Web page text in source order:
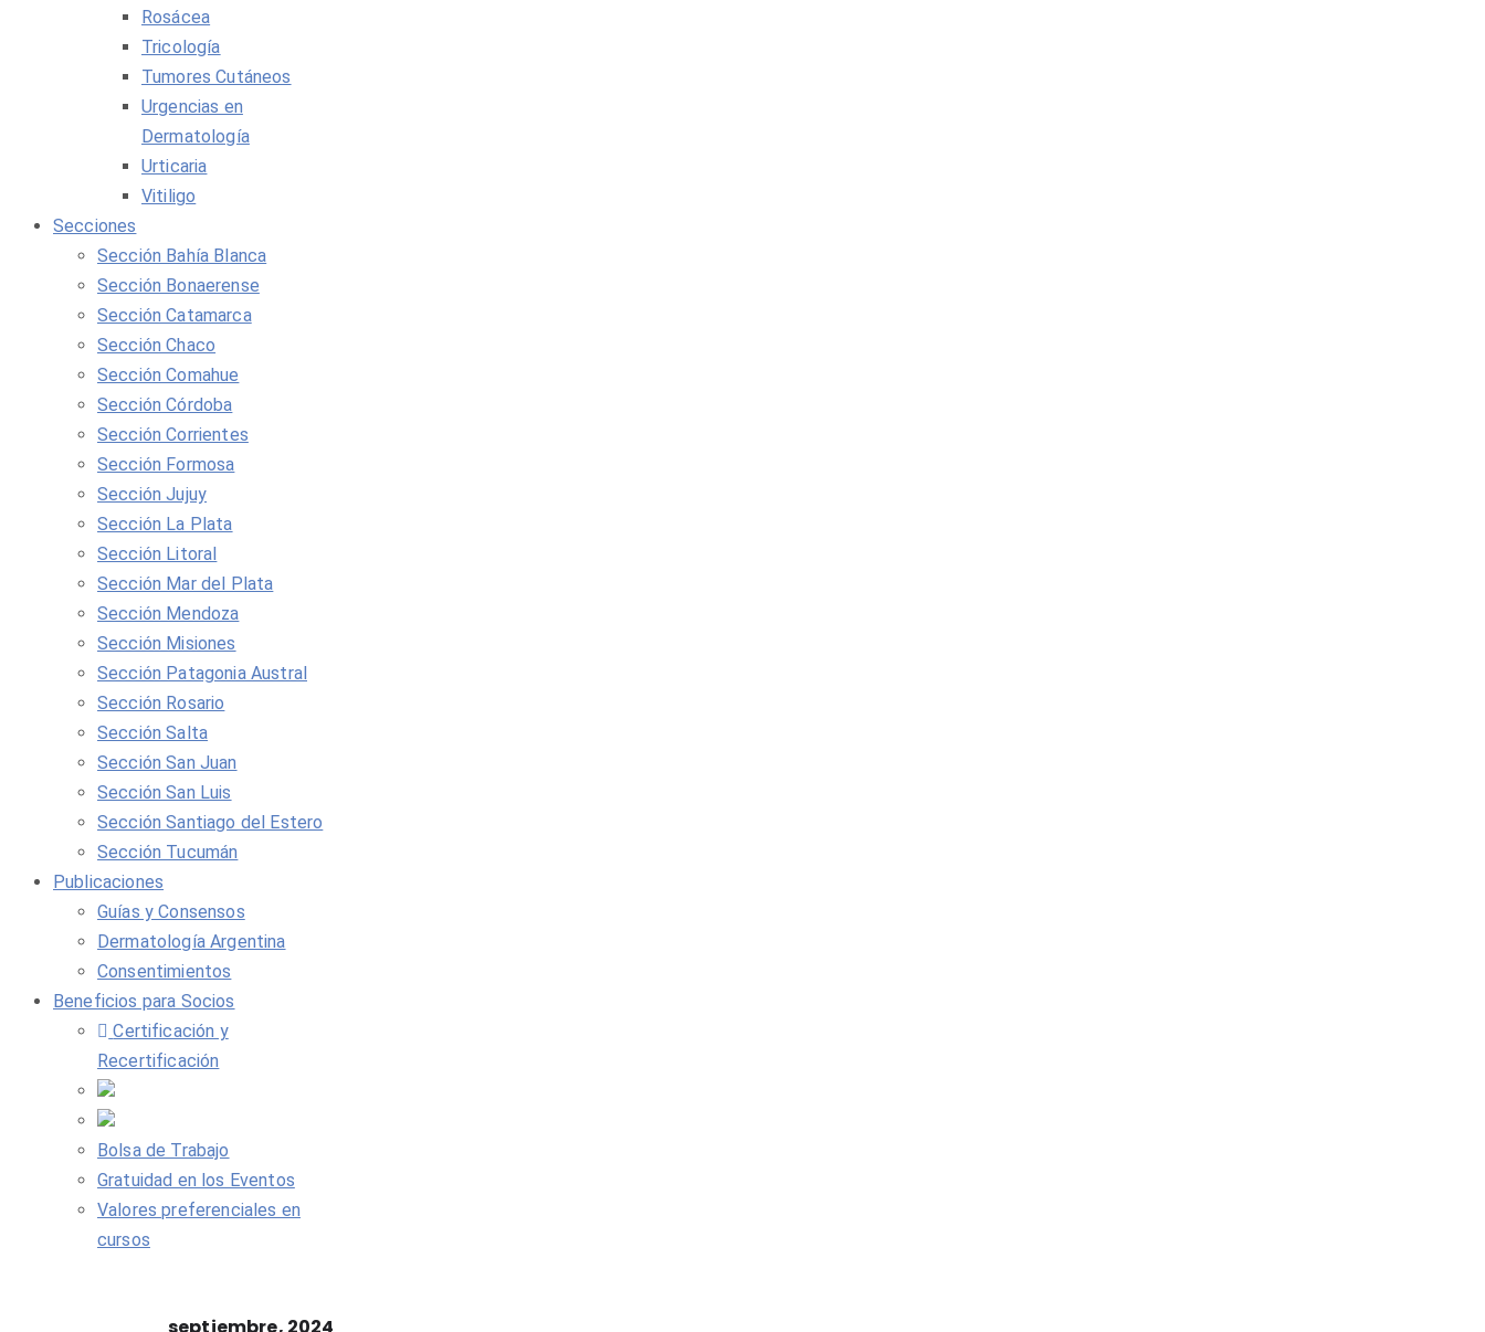
Rosácea
Tricología
Tumores Cutáneos
Urgencias en
Dermatología
Urticaria
Vitiligo
Secciones
Sección Bahía Blanca
Sección Bonaerense
Sección Catamarca
Sección Chaco
Sección Comahue
Sección Córdoba
Sección Corrientes
Sección Formosa
Sección Jujuy
Sección La Plata
Sección Litoral
Sección Mar del Plata
Sección Mendoza
Sección Misiones
Sección Patagonia Austral
Sección Rosario
Sección Salta
Sección San Juan
Sección San Luis
Sección Santiago del Estero
Sección Tucumán
Publicaciones
Guías y Consensos
Dermatología Argentina
Consentimientos
Beneficios para Socios
Certificación y
Recertificación
Bolsa de Trabajo
Gratuidad en los Eventos
Valores preferenciales en
cursos